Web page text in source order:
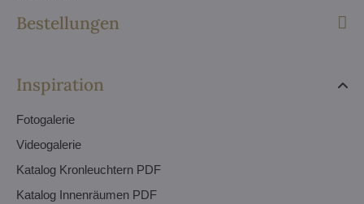
Bestellungen
Inspiration
Fotogalerie
Videogalerie
Katalog Kronleuchtern PDF
Katalog Innenräumen PDF